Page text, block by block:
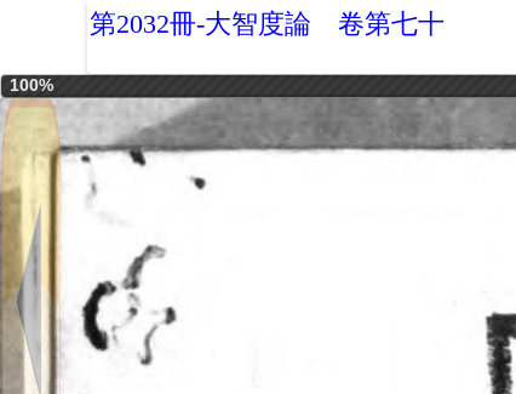
第2032冊-大智度論 卷第七十
100%